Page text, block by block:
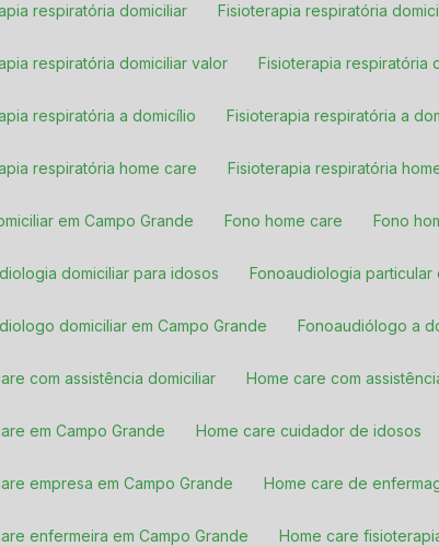
respiratória domiciliar Fisioterapia respiratória
respiratória domiciliar valor Fisioterapia respiratória
respiratória a domicílio Fisioterapia respiratória a
respiratória home care Fisioterapia respiratória
em Campo Grande Fono home care Fono
domiciliar para idosos Fonoaudiologia
domiciliar em Campo Grande Fonoaudiólogo a
com assistência domiciliar Home care com
em Campo Grande Home care cuidador de idosos
empresa em Campo Grande Home care de
enfermeira em Campo Grande Home care